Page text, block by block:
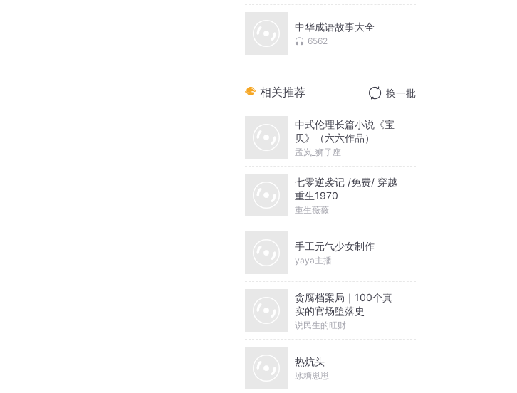
中华成语故事大全
6562
相关推荐 换一批
中式伦理长篇小说《宝
贝》（六六作品）
孟岚_狮子座
七零逆袭记 /免费/ 穿越
重生1970
重生薇薇
手工元气少女制作
yaya主播
贪腐档案局｜100个真
实的官场堕落史
说民生的旺财
热炕头
冰糖崽崽